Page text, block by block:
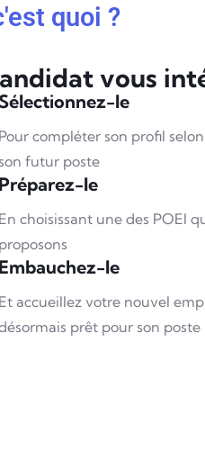
quoi ?
vous
le
Pour compléter son profil
son futur poste
Préparez-le
En choisissant une des POEI
proposons
Embauchez-le
Et accueillez votre nouvel
prêt pour son poste